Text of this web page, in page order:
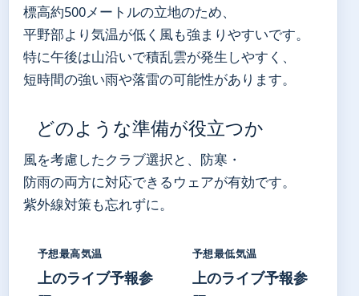
標高約500メートルの立地のため、
平野部より気温が低く風も強まりやすいです。
特に午後は山沿いで積乱雲が発生しやすく、
短時間の強い雨や落雷の可能性があります。
どのような準備が役立つか
風を考慮したクラブ選択と、防寒・
防雨の両方に対応できるウェアが有効です。
紫外線対策も忘れずに。
予想最高気温
上のライブ予報参
予想最低気温
上のライブ予報参